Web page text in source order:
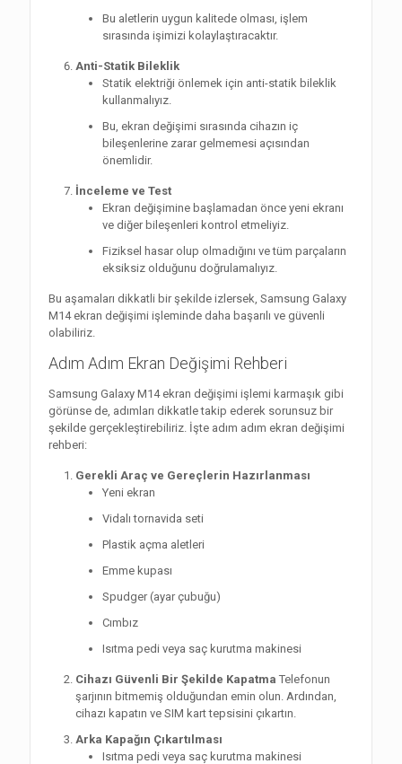
Bu aletlerin uygun kalitede olması, işlem
sırasında işimizi kolaylaştıracaktır.
Anti-Statik Bileklik
Statik elektriği önlemek için anti-statik bileklik
kullanmalıyız.
Bu, ekran değişimi sırasında cihazın iç
bileşenlerine zarar gelmemesi açısından
önemlidir.
İnceleme ve Test
Ekran değişimine başlamadan önce yeni ekranı
ve diğer bileşenleri kontrol etmeliyiz.
Fiziksel hasar olup olmadığını ve tüm parçaların
eksiksiz olduğunu doğrulamalıyız.
Bu aşamaları dikkatli bir şekilde izlersek, Samsung Galaxy
M14 ekran değişimi işleminde daha başarılı ve güvenli
olabiliriz.
Adım Adım Ekran Değişimi Rehberi
Samsung Galaxy M14 ekran değişimi işlemi karmaşık gibi
görünse de, adımları dikkatle takip ederek sorunsuz bir
şekilde gerçekleştirebiliriz. İşte adım adım ekran değişimi
rehberi:
Gerekli Araç ve Gereçlerin Hazırlanması
Yeni ekran
Vidalı tornavida seti
Plastik açma aletleri
Emme kupası
Spudger (ayar çubuğu)
Cımbız
Isıtma pedi veya saç kurutma makinesi
Cihazı Güvenli Bir Şekilde Kapatma Telefonun
şarjının bitmemiş olduğundan emin olun. Ardından,
cihazı kapatın ve SIM kart tepsisini çıkartın.
Arka Kapağın Çıkartılması
Isıtma pedi veya saç kurutma makinesi